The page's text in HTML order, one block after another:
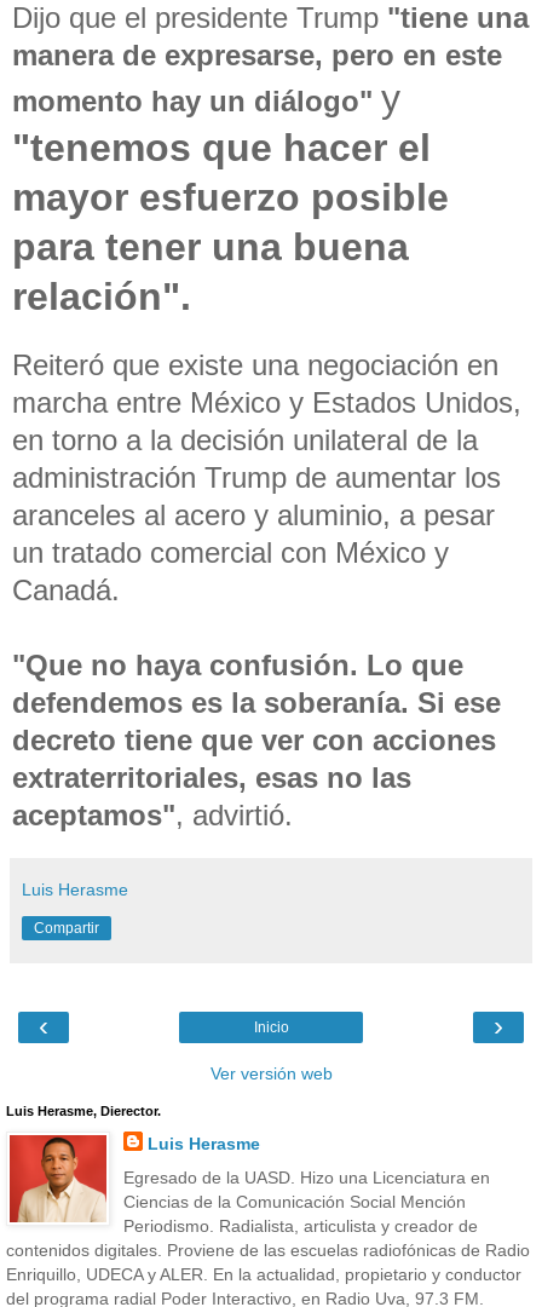
Dijo que el presidente Trump "tiene una
manera de expresarse, pero en este
momento hay un diálogo" y
"tenemos que hacer el
mayor esfuerzo posible
para tener una buena
relación".
Reiteró que existe una negociación en
marcha entre México y Estados Unidos,
en torno a la decisión unilateral de la
administración Trump de aumentar los
aranceles al acero y aluminio, a pesar
un tratado comercial con México y
Canadá.
"Que no haya confusión. Lo que
defendemos es la soberanía. Si ese
decreto tiene que ver con acciones
extraterritoriales, esas no las
aceptamos", advirtió.
Luis Herasme
Compartir
‹ ›
Inicio
Ver versión web
Luis Herasme, Dierector.
Luis Herasme
Egresado de la UASD. Hizo una Licenciatura en
Ciencias de la Comunicación Social Mención
Periodismo. Radialista, articulista y creador de
contenidos digitales. Proviene de las escuelas radiofónicas de Radio
Enriquillo, UDECA y ALER. En la actualidad, propietario y conductor
del programa radial Poder Interactivo, en Radio Uva, 97.3 FM.